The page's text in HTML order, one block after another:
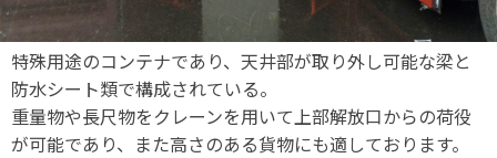
特殊用途のコンテナであり、天井部が取り外し可能な梁と
防水シート類で構成されている。
重量物や長尺物をクレーンを用いて上部解放口からの荷役
が可能であり、また高さのある貨物にも適しております。